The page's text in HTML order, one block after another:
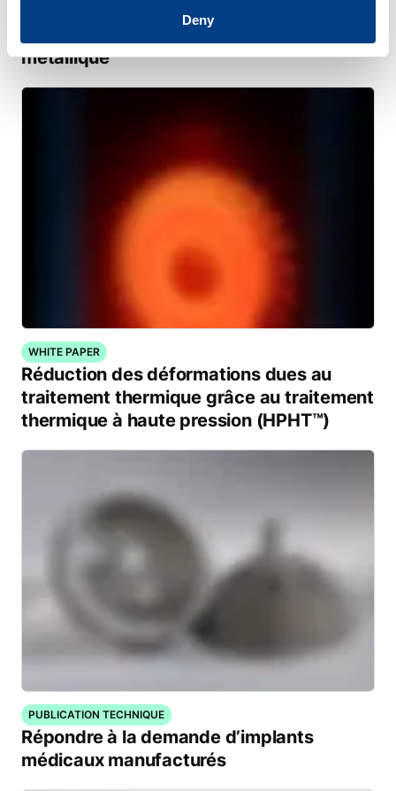
Deny
La compaction isostatique à chaud
(CIC/HIP) pour la fabrication additive
métallique
WHITE PAPER
Réduction des déformations dues au
traitement thermique grâce au traitement
thermique à haute pression (HPHT™)
PUBLICATION TECHNIQUE
Répondre à la demande d’implants
médicaux manufacturés